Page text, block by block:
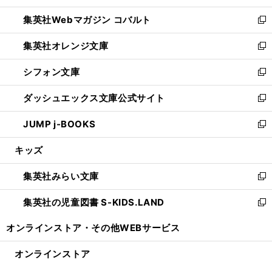
開
く
ウ
で
開
く
ン
ド
ウ
で
開
く
ウ
ィ
ン
ド
ウ
で
開
く
集英社Webマガジン コバルト
新
し
い
ウ
ィ
ン
ド
ウ
で
開
集英社オレンジ文庫
新
し
い
ウ
ィ
ン
ド
ウ
開
く
シフォン文庫
新
し
い
ウ
ィ
ン
ウ
で
開
く
ダッシュエックス文庫公式サイト
新
し
い
ウ
ン
ド
ウ
で
JUMP j-BOOKS
新
し
ウ
ィ
ン
ド
開
キッズ
集英社みらい文庫
新
し
い
ン
集英社の児童図書 S-KIDS.LAND
新
ウ
オンラインストア・ その他WEBサービス
オンラインストア